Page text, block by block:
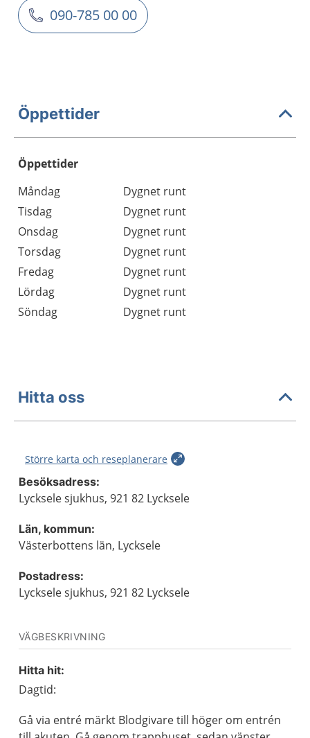
090-785 00 00
Öppettider
Öppettider
Dag
Öppettider
Kommentarer
Måndag
Dygnet runt
Tisdag
Dygnet runt
Onsdag
Dygnet runt
Torsdag
Dygnet runt
Fredag
Dygnet runt
Lördag
Dygnet runt
Söndag
Dygnet runt
Hitta oss
Större karta och reseplanerare
Besöksadress:
Lycksele sjukhus, 921 82 Lycksele
Län, kommun:
Västerbottens län, Lycksele
Postadress:
Lycksele sjukhus, 921 82 Lycksele
VÄGBESKRIVNING
Hitta hit:
Dagtid:
Gå via entré märkt Blodgivare till höger om entrén